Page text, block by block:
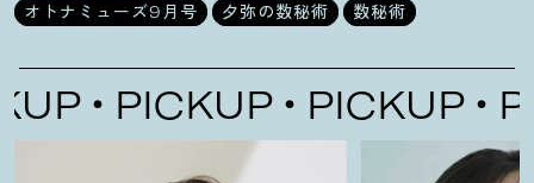
オトナミューズ9月号
夕弥の数秘術 数秘術
PICKUP PICKUP